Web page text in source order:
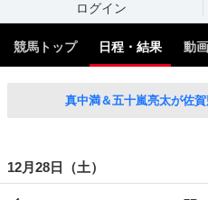
ログイン
競馬トップ 日程・結果 動画
真中満＆五十嵐亮太が佐賀
12月28日（土）